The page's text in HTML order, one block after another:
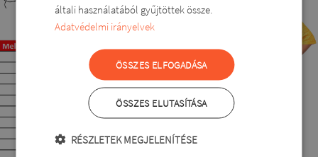
általi használatából gyűjtöttek össze.
Adatvédelmi irányelvek
ÖSSZES ELFOGADÁSA
ÖSSZES ELUTASÍTÁSA
RÉSZLETEK MEGJELENÍTÉSE